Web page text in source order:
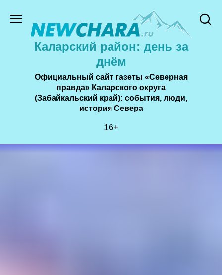
содержанию
Каларский район: день за
днём
Официальный сайт газеты «Северная
правда» Каларского округа
(Забайкальский край): события, люди,
история Cевера
16+